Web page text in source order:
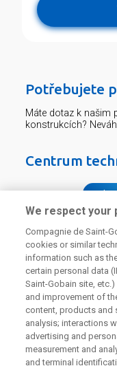
Potřebujete
Máte dotaz k našim
konstrukcích?
Centrum
226 292 224 Zaslat
Odebírejte
Užitečné
We respect your
Compagnie de Saint-
cookies or similar
information such as
certain personal data
Saint-Gobain site,
and improvement of
content, products and
analysis; interactions
advertising and
measurement and
and terminal